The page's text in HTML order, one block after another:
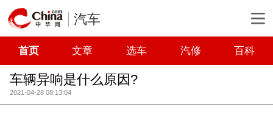
汽车
首页 文章 选车 汽修 百科
车辆异响是什么原因?
2021-04-28 08:13:04